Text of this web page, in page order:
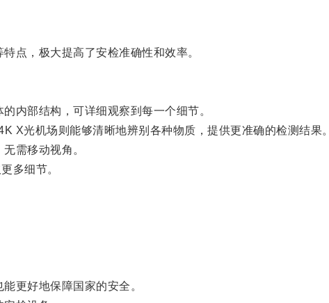
点，极大提高了安检准确性和效率。
部结构，可详细观察到每一个细节。
光机场则能够清晰地辨别各种物质，提供更准确的检测结果。
需移动视角。
多细节。
更好地保障国家的安全。